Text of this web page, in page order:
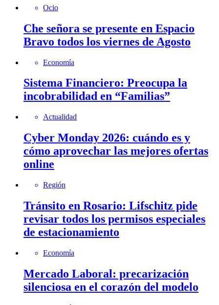
Ocio
Che señora se presente en Espacio
Bravo todos los viernes de Agosto
Economía
Sistema Financiero: Preocupa la
incobrabilidad en “Familias”
Actualidad
Cyber Monday 2026: cuándo es y
cómo aprovechar las mejores ofertas
online
Región
Tránsito en Rosario: Lifschitz pide
revisar todos los permisos especiales
de estacionamiento
Economía
Mercado Laboral: precarización
silenciosa en el corazón del modelo